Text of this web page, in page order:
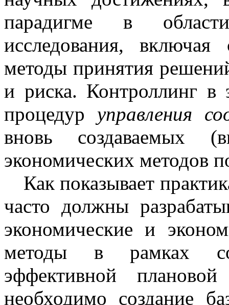
парадигме в
исследования, включая
методы принятия
и риска. Контроллинг в
процедур управления
вновь создаваемых
экономических методов
Как показывает
часто должны
экономические и
методы в рамках
эффективной
необходимо создание